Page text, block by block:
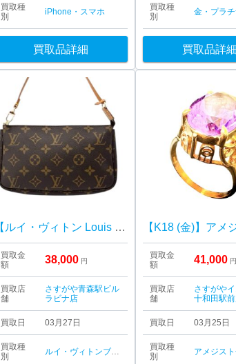
金・プラチナ
買取種
別
iPhone・スマホ
買取品詳細
買取種
別
金・プラ
買取品詳細
【ルイ・ヴィトン Louis Vuitton 】ポシェット・アクセシソワール・モノグラム・キャンバス・レディース・ブランド
買取金
額
38,000 円
買取店
舗
さすがや青森駅ビル
ラビナ店
買取日 03月27日
買取種
別
ルイ・ヴィトンブランド品
買取金
額
41,000 円
買取店
舗
さすがや
十和田駅
買取日 03月25日
買取種
別
アメジスト